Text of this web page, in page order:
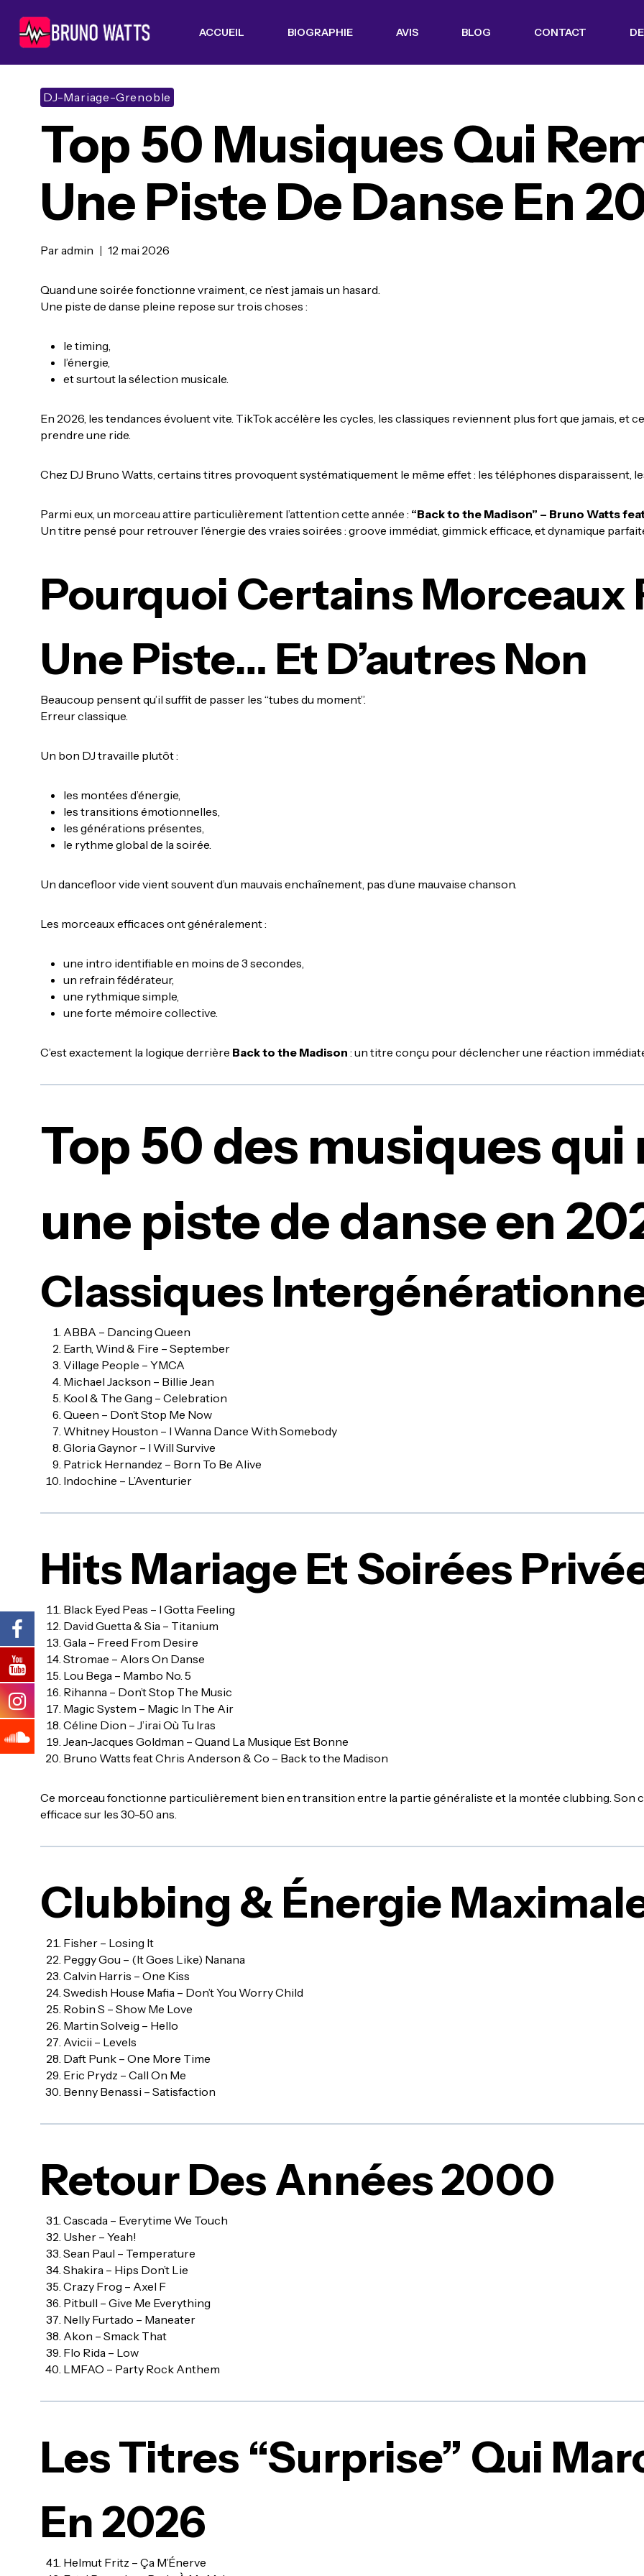
content
ACCUEIL BIOGRAPHIE AVIS BLOG CONTACT
DJ-Mariage-Grenoble
Top 50 Musiques Qui
Une Piste De Danse En
Paradmin 12 mai 2026
Quand une soirée fonctionne vraiment, ce n’est jamais un hasard.
Une piste de danse pleine repose sur trois choses :
le timing,
l’énergie,
et surtout la sélection musicale.
En 2026, les tendances évoluent vite. TikTok accélère les cycles, les classiques reviennent plus fort que jamais, et
prendre une ride.
Chez DJ Bruno Watts, certains titres provoquent systématiquement le même effet : les téléphones disparaissent,
Parmi eux, un morceau attire particulièrement l’attention cette année : “Back to the Madison” – Bruno Watts
Un titre pensé pour retrouver l’énergie des vraies soirées : groove immédiat, gimmick efficace, et dynamique
Pourquoi Certains Morceaux
Une Piste… Et D’autres Non
Beaucoup pensent qu’il suffit de passer les “tubes du moment”.
Erreur classique.
Un bon DJ travaille plutôt :
les montées d’énergie,
les transitions émotionnelles,
les générations présentes,
le rythme global de la soirée.
Un dancefloor vide vient souvent d’un mauvais enchaînement, pas d’une mauvaise chanson.
Les morceaux efficaces ont généralement :
une intro identifiable en moins de 3 secondes,
un refrain fédérateur,
une rythmique simple,
une forte mémoire collective.
C’est exactement la logique derrière Back to the Madison : un titre conçu pour déclencher une réaction
Top 50 des musiques
une piste de danse en
Classiques
ABBA – Dancing Queen
Earth, Wind & Fire – September
Village People – YMCA
Michael Jackson – Billie Jean
Kool & The Gang – Celebration
Queen – Don’t Stop Me Now
Whitney Houston – I Wanna Dance With Somebody
Gloria Gaynor – I Will Survive
Patrick Hernandez – Born To Be Alive
Indochine – L’Aventurier
Hits Mariage Et Soirées
Black Eyed Peas – I Gotta Feeling
David Guetta & Sia – Titanium
Gala – Freed From Desire
Stromae – Alors On Danse
Lou Bega – Mambo No. 5
Rihanna – Don’t Stop The Music
Magic System – Magic In The Air
Céline Dion – J’irai Où Tu Iras
Jean-Jacques Goldman – Quand La Musique Est Bonne
Bruno Watts feat Chris Anderson & Co – Back to the Madison
Ce morceau fonctionne particulièrement bien en transition entre la partie généraliste et la montée clubbing.
efficace sur les 30-50 ans.
Clubbing & Énergie
Fisher – Losing It
Peggy Gou – (It Goes Like) Nanana
Calvin Harris – One Kiss
Swedish House Mafia – Don’t You Worry Child
Robin S – Show Me Love
Martin Solveig – Hello
Avicii – Levels
Daft Punk – One More Time
Eric Prydz – Call On Me
Benny Benassi – Satisfaction
Retour Des Années 2000
Cascada – Everytime We Touch
Usher – Yeah!
Sean Paul – Temperature
Shakira – Hips Don’t Lie
Crazy Frog – Axel F
Pitbull – Give Me Everything
Nelly Furtado – Maneater
Akon – Smack That
Flo Rida – Low
LMFAO – Party Rock Anthem
Les Titres “surprise” Qui
En 2026
Helmut Fritz – Ça M’Énerve